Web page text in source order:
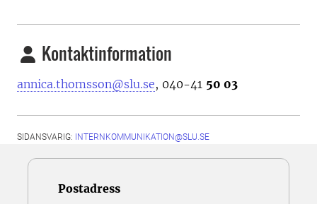
Kontaktinformation
annica.thomsson@slu.se, 040-41 50 03
SIDANSVARIG: INTERNKOMMUNIKATION@SLU.SE
Postadress